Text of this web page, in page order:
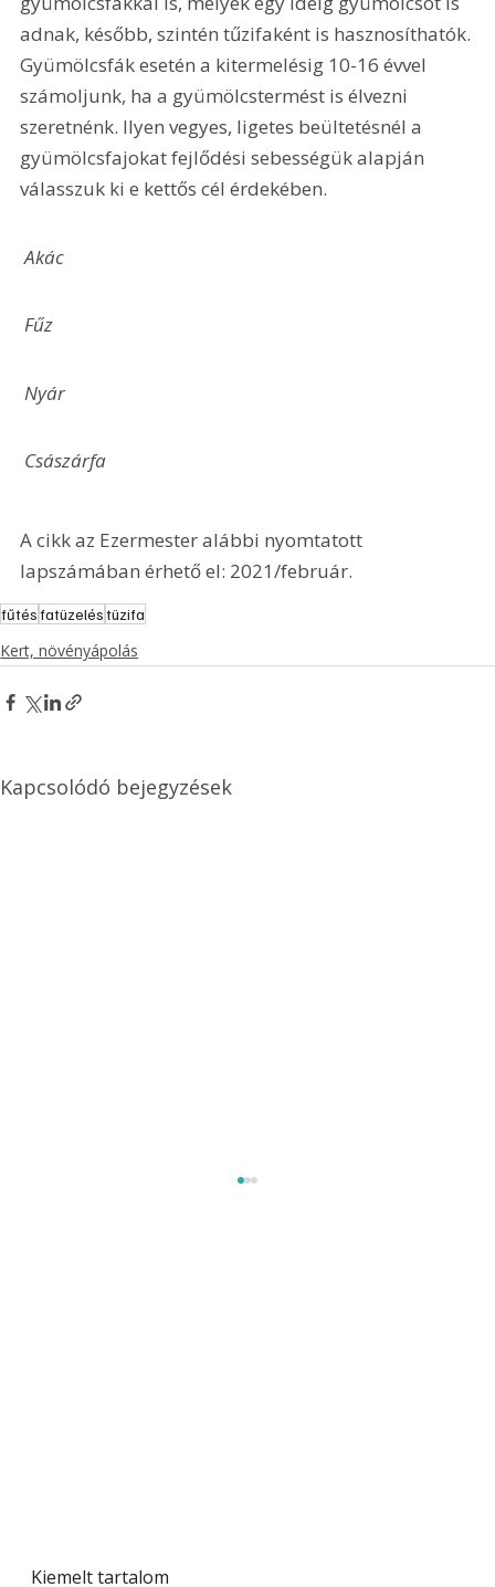
Kiemelt tartalom
adnak, később, szintén tűzifaként is hasznosíthatók.
Gyümölcsfák esetén a kitermelésig 10-16 évvel
számoljunk, ha a gyümölcstermést is élvezni
szeretnénk. Ilyen vegyes, ligetes beültetésnél a
gyümölcsfajokat fejlődési sebességük alapján
válasszuk ki e kettős cél érdekében.
Akác
Fűz
Nyár
Császárfa
A cikk az Ezermester alábbi nyomtatott
lapszámában érhető el: 2021/február.
fűtésfatüzeléstüzifa
Kert, növényápolás
Kapcsolódó bejegyzések